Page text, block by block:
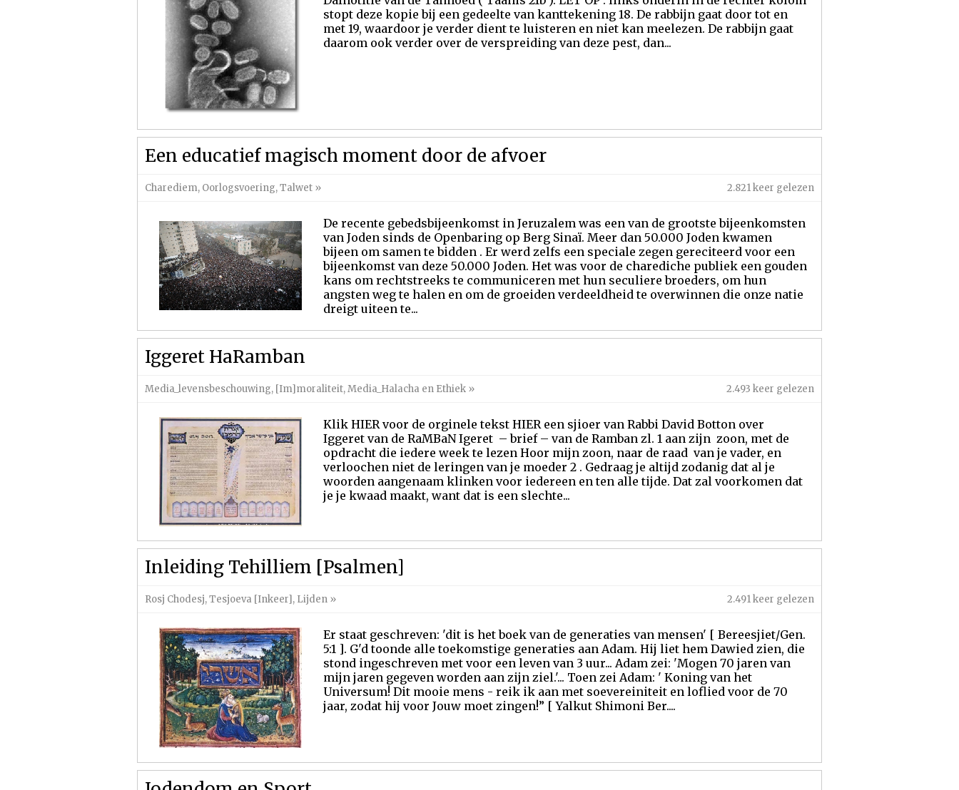
stopt deze kopie bij een gedeelte van kanttekening 18. De rabbijn gaat door tot en
met 19, waardoor je verder dient te luisteren en niet kan meelezen. De rabbijn gaat
daarom ook verder over de verspreiding van deze pest, dan...
Een educatief magisch moment door de afvoer
Charediem, Oorlogsvoering,Talwet » 2.821 keer gelezen
De recente gebedsbijeenkomst in Jeruzalem was een van de grootste bijeenkomsten
van Joden sinds de Openbaring op Berg Sinaï. Meer dan 50.000 Joden kwamen
bijeen om samen te bidden . Er werd zelfs een speciale zegen gereciteerd voor een
bijeenkomst van deze 50.000 Joden. Het was voor de charediche publiek een gouden
kans om rechtstreeks te communiceren met hun seculiere broeders, om hun
angsten weg te halen en om de groeiden verdeeldheid te overwinnen die onze natie
dreigt uiteen te...
Iggeret HaRamban
Media_levensbeschouwing, [Im]moraliteit,Media_Halacha en Ethiek » 2.493 keer gelezen
Klik HIER voor de orginele tekst HIER een sjioer van Rabbi David Botton over
Iggeret van de RaMBaN Igeret – brief – van de Ramban zl. 1 aan zijn zoon, met de
opdracht die iedere week te lezen Hoor mijn zoon, naar de raad van je vader, en
verloochen niet de leringen van je moeder 2 . Gedraag je altijd zodanig dat al je
woorden aangenaam klinken voor iedereen en ten alle tijde. Dat zal voorkomen dat
je je kwaad maakt, want dat is een slechte...
Inleiding Tehilliem [Psalmen]
Rosj Chodesj,Tesjoeva [Inkeer], Lijden » 2.491 keer gelezen
Er staat geschreven: 'dit is het boek van de generaties van mensen' [ Bereesjiet/Gen.
5:1 ]. G'd toonde alle toekomstige generaties aan Adam. Hij liet hem Dawied zien, die
stond ingeschreven met voor een leven van 3 uur... Adam zei: 'Mogen 70 jaren van
mijn jaren gegeven worden aan zijn ziel.'... Toen zei Adam: ' Koning van het
Universum! Dit mooie mens - reik ik aan met soevereiniteit en loflied voor de 70
jaar, zodat hij voor Jouw moet zingen!” [ Yalkut Shimoni Ber....